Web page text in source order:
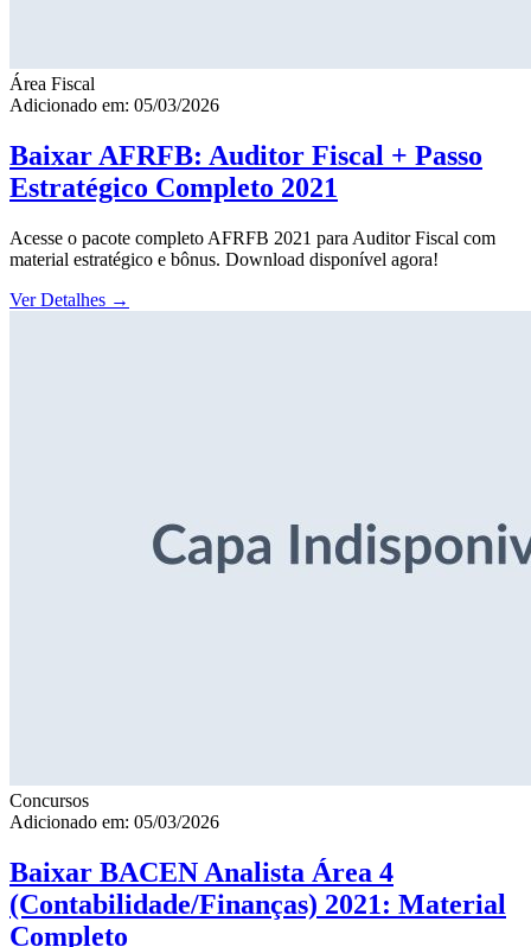
Área Fiscal
Adicionado em: 05/03/2026
Baixar AFRFB: Auditor Fiscal + Passo
Estratégico Completo 2021
Acesse o pacote completo AFRFB 2021 para Auditor Fiscal com
material estratégico e bônus. Download disponível agora!
Ver Detalhes →
Concursos
Adicionado em: 05/03/2026
Baixar BACEN Analista Área 4
(Contabilidade/Finanças) 2021: Material
Completo